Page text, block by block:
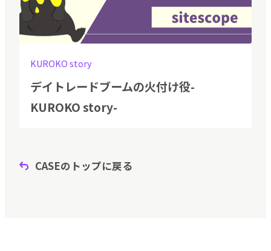
KUROKO story
デイトレードブームの火付け役-
KUROKO story-
CASEのトップに戻る